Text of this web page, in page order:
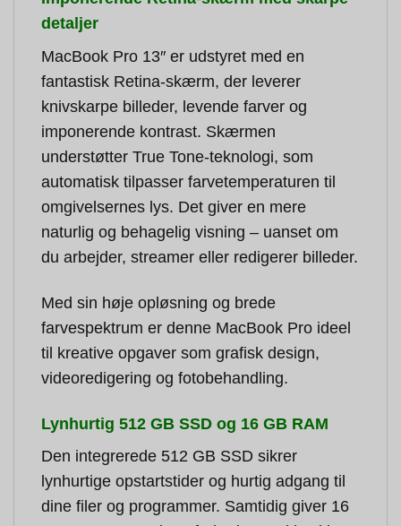
detaljer
MacBook Pro 13″ er udstyret med en
fantastisk Retina-skærm, der leverer
knivskarpe billeder, levende farver og
imponerende kontrast. Skærmen
understøtter True Tone-teknologi, som
automatisk tilpasser farvetemperaturen til
omgivelsernes lys. Det giver en mere
naturlig og behagelig visning – uanset om
du arbejder, streamer eller redigerer billeder.
Med sin høje opløsning og brede
farvespektrum er denne MacBook Pro ideel
til kreative opgaver som grafisk design,
videoredigering og fotobehandling.
Lynhurtig 512 GB SSD og 16 GB RAM
Den integrerede 512 GB SSD sikrer
lynhurtige opstartstider og hurtig adgang til
dine filer og programmer. Samtidig giver 16